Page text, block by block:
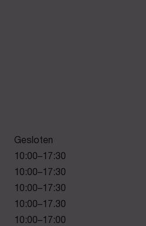
Gesloten
10:00–17:30
10:00–17:30
10:00–17:30
10:00–17.30
10:00–17:00